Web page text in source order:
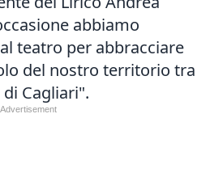
abbiamo
teatro per abbracciare
del nostro territorio tra
Cagliari".